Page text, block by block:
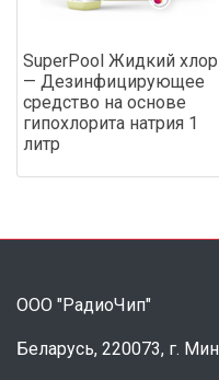
SuperPool Жидкий хлор
— Дезинфицирующее
средство на основе
гипохлорита натрия 1
литр
ООО "РадиоЧип"
Беларусь, 220073, г.